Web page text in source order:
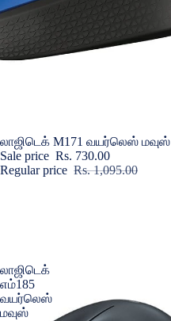
Sold out
லாஜிடெக் M171 வயர்லெஸ் மவுஸ்
Sale price Rs. 730.00
Regular price Rs. 1,095.00
லாஜிடெக்
எம்185
வயர்லெஸ்
மவுஸ்